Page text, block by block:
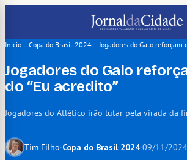
o
Início – Copa do Brasil 2024 –Jogadores do Galo reforçam
Jogadores do Galo
do “Eu acredito”
Jogadores do Atlético irão lutar pela virada da
Tim Filho·Copa do Brasil 2024·09/11/2024